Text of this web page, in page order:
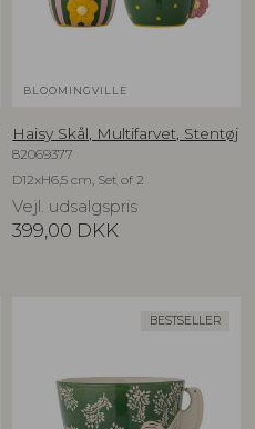
BLOOMINGVILLE
Haisy Skål, Multifarvet, Stentøj
82069377
D12xH6,5 cm, Set of 2
Vejl. udsalgspris
399,00 DKK
BESTSELLER